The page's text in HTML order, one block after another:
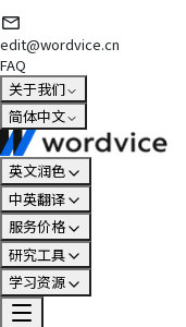
edit@wordvice.cn
FAQ
关于我们
简体中文
英文润色
中英翻译
服务价格
研究工具
学习资源